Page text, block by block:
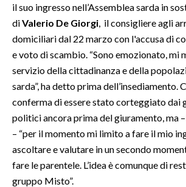
GOSSIP
SALUTE
SARDEGNA TURISMO
SARDI NEL MONDO
NOTIZIE
EVENTI
#CARAUNIONE
il suo ingresso nell’Assemblea sarda in
diValerio De Giorgi , il consigliere agli
domiciliari dal 22 marzo con l'accusa di
e voto di scambio. “Sono emozionato, mi
servizio della cittadinanza e della
sarda”, ha detto prima dell’insediamento.
conferma di essere stato corteggiato dai
politici ancora prima del giuramento, ma
– “per il momento mi limito a fare il mio
ascoltare e valutare in un secondo
fare le parentele. L’idea è comunque di
gruppo Misto”.